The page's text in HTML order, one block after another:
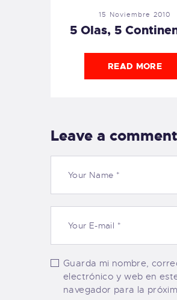
15 Noviembre 2010
5 Olas, 5
READ MORE
Leave a comment
Guarda mi nombre,
electrónico y web en
navegador para la